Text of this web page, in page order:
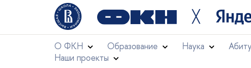
╳
О ФКН Образование Наука
Наши проекты